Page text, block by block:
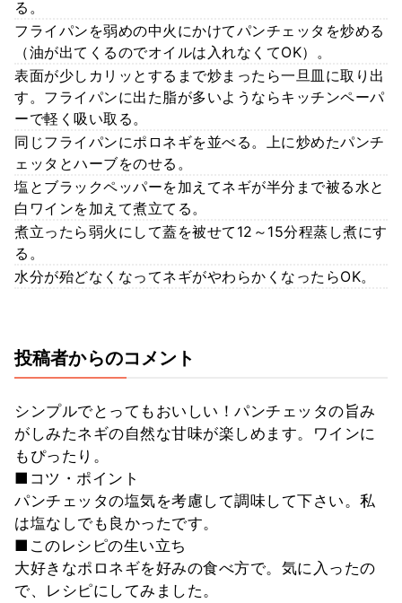
る。
フライパンを弱めの中火にかけてパンチェッタを炒める
（油が出てくるのでオイルは入れなくてOK）。
表面が少しカリッとするまで炒まったら一旦皿に取り出
す。フライパンに出た脂が多いようならキッチンペーパ
ーで軽く吸い取る。
同じフライパンにポロネギを並べる。上に炒めたパンチ
ェッタとハーブをのせる。
塩とブラックペッパーを加えてネギが半分まで被る水と
白ワインを加えて煮立てる。
煮立ったら弱火にして蓋を被せて12～15分程蒸し煮にす
る。
水分が殆どなくなってネギがやわらかくなったらOK。
投稿者からのコメント
シンプルでとってもおいしい！パンチェッタの旨み
がしみたネギの自然な甘味が楽しめます。ワインに
もぴったり。
■コツ・ポイント
パンチェッタの塩気を考慮して調味して下さい。私
は塩なしでも良かったです。
■このレシピの生い立ち
大好きなポロネギを好みの食べ方で。気に入ったの
で、レシピにしてみました。